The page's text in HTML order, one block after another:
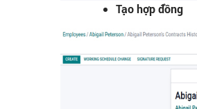
Tạo hợp đồng